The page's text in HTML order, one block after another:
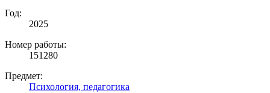
Год:
2025
Номер работы:
151280
Предмет:
Психология, педагогика